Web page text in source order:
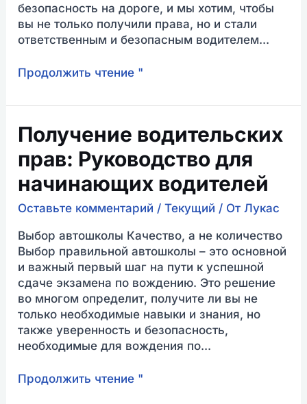
безопасность на дороге, и мы хотим, чтобы
вы не только получили права, но и стали
ответственным и безопасным водителем...
Продолжить чтение "
Получение водительских
прав: Руководство для
начинающих водителей
Оставьте комментарий /Текущий / ОтЛукас
Выбор автошколы Качество, а не количество
Выбор правильной автошколы – это основной
и важный первый шаг на пути к успешной
сдаче экзамена по вождению. Это решение
во многом определит, получите ли вы не
только необходимые навыки и знания, но
также уверенность и безопасность,
необходимые для вождения по...
Получение
водительских
прав:
Руководство
для
начинающих
Продолжить чтение "